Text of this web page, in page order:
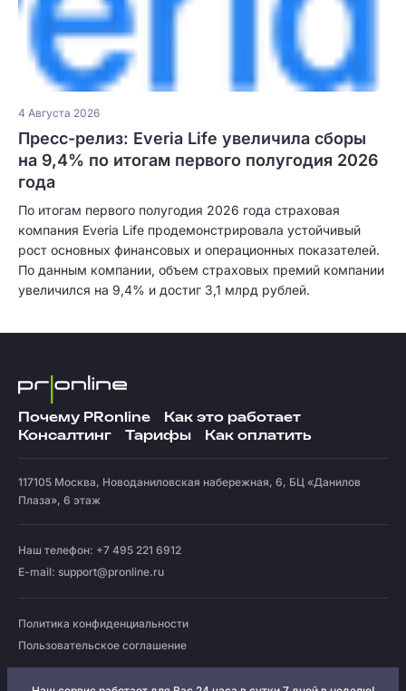
4 Августа 2026
Пресс-релиз: Everia Life увеличила сборы
на 9,4% по итогам первого полугодия 2026
года
По итогам первого полугодия 2026 года страховая
компания Everia Life продемонстрировала устойчивый
рост основных финансовых и операционных показателей.
По данным компании, объем страховых премий компании
увеличился на 9,4% и достиг 3,1 млрд рублей.
Почему PRonline
Как это работает
Консалтинг
Тарифы Как оплатить
117105 Москва, Новоданиловская набережная, 6, БЦ «Данилов
Плаза», 6 этаж
Наш телефон: +7 495 221 6912
E-mail: support@pronline.ru
Политика конфиденциальности
Пользовательское соглашение